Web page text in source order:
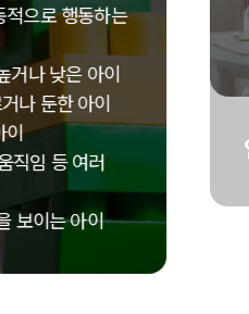
적으로 행동하는
거나 낮은 아이
나 둔한 아이
이
직임 등 여러
보이는 아이